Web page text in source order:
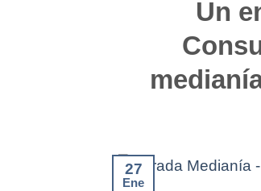
Un
27
Ene